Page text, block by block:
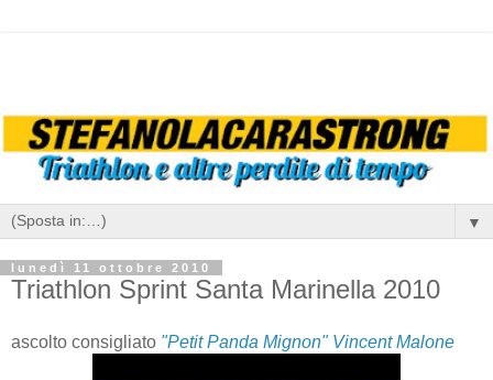
▼
lunedì 11 ottobre 2010
Triathlon Sprint Santa Marinella 2010
ascolto consigliato "Petit Panda Mignon" Vincent Malone